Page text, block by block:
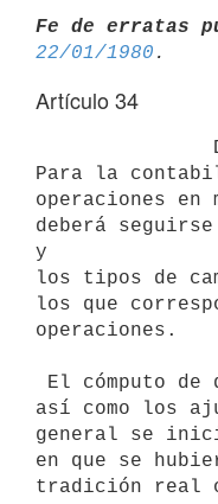
Fe de erratas
22/01/1980
Artículo 34
Para la
operaciones en
deberá
y
los tipos de
los que
operaciones.
así como los
general se
en que se
tradición real